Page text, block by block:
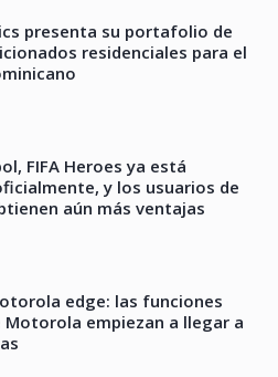
presenta su portafolio de
residenciales para el
FIFA Heroes ya está
y los usuarios de
aún más ventajas
edge: las funciones
Motorola empiezan a llegar a